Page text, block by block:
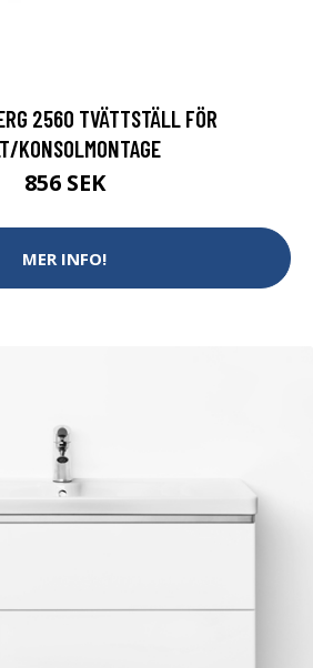
2560 TVÄTTSTÄLL FÖR
KONSOLMONTAGE
856 SEK
MER INFO!